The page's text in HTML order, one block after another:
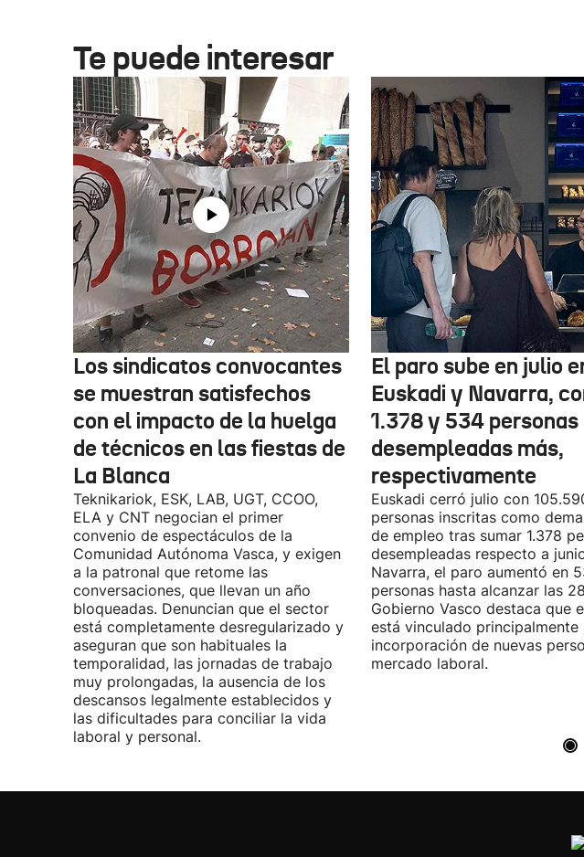
Te puede interesar
Los sindicatos convocantes
se muestran satisfechos
con el impacto de la huelga
de técnicos en las fiestas de
La Blanca
Teknikariok, ESK, LAB, UGT, CCOO,
ELA y CNT negocian el primer
convenio de espectáculos de la
Comunidad Autónoma Vasca, y exigen
a la patronal que retome las
conversaciones, que llevan un año
bloqueadas. Denuncian que el sector
está completamente desregularizado y
aseguran que son habituales la
temporalidad, las jornadas de trabajo
muy prolongadas, la ausencia de los
descansos legalmente establecidos y
las dificultades para conciliar la vida
laboral y personal.
El paro sube en julio
Euskadi y Navarra,
1.378 y 534 personas
desempleadas más,
respectivamente
Euskadi cerró julio con
personas inscritas como
de empleo tras sumar 1.378
desempleadas respecto a
Navarra, el paro aumentó en
personas hasta alcanzar las
Gobierno Vasco destaca que
está vinculado principalmente
incorporación de nuevas
mercado laboral.